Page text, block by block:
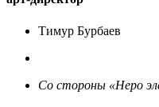
Тимур Бурбаев
Со стороны «Неро